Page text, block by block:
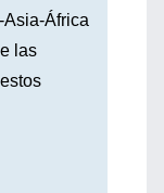
África
las